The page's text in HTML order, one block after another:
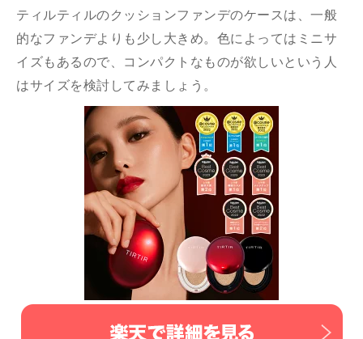
ティルティルのクッションファンデのケースは、一般
的なファンデよりも少し大きめ。色によってはミニサ
イズもあるので、コンパクトなものが欲しいという人
はサイズを検討してみましょう。